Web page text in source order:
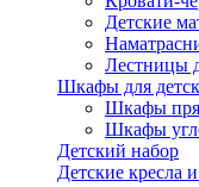
Детские
Лестницы
Шкафы для
Шкафы
Шкафы
Детский набор
Детские кресла